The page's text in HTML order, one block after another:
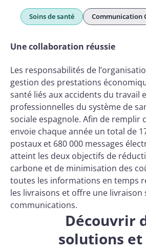
Soins de santé Communication
Une collaboration réussie
Les responsabilités de
gestion des prestations
santé liés aux accidents du travail
professionnelles du système de
sociale espagnole. Afin de remplir
envoie chaque année un total de
postaux et 680 000 messages
atteint les deux objectifs de
carbone et de minimisation des
toutes les informations en temps
les livraisons et offre une livraison
communications.
Découvrir
solutions et